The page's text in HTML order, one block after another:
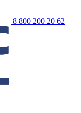
8 800 200 20 62